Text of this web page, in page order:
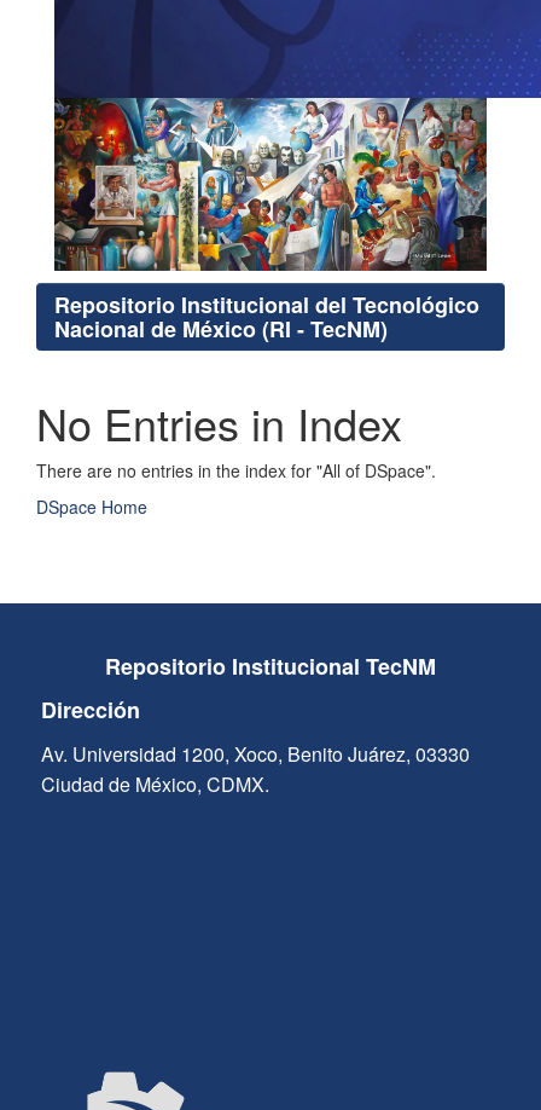
Repositorio Institucional del Tecnológico
Nacional de México (RI - TecNM)
No Entries in Index
There are no entries in the index for "All of DSpace".
DSpace Home
Repositorio Institucional TecNM
Dirección
Av. Universidad 1200, Xoco, Benito Juárez, 03330
Ciudad de México, CDMX.